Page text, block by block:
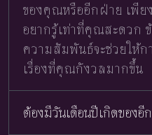
ของคุณหรืออีกฝ่าย เพีย
อยากรู้เท่าที่คุณสะดวก
ความสัมพันธ์จะช่วยให้
เรื่องที่คุณกังวลมากขึ้น
ต้องมีวันเดือนปีเกิดของอี